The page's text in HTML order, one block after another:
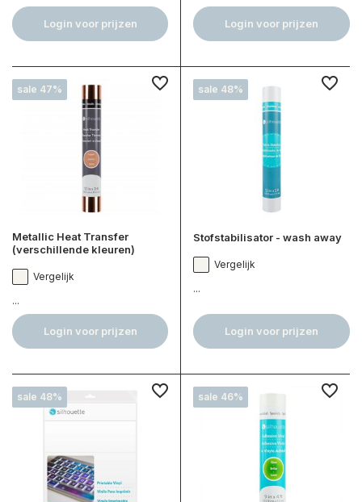
Login voor prijzen Login voor prijzen
sale 47%
Metallic Heat Transfer
(verschillende kleuren)
Vergelijk
...
Login voor prijzen
sale 48%
Stofstabilisator - wash away
Vergelijk
...
Login voor prijzen
sale 48% sale 46%